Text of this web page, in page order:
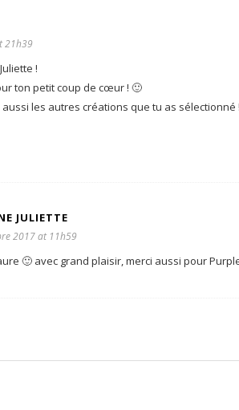
21h39
!
ton petit coup de cœur ! 🙂
aussi les autres créations que tu as sélectionné !
JULIETTE
2017 at 11h59
🙂 avec grand plaisir, merci aussi pour